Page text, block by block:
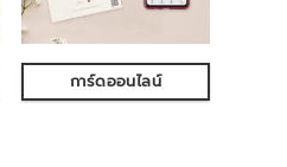
การ์ดออนไลน์